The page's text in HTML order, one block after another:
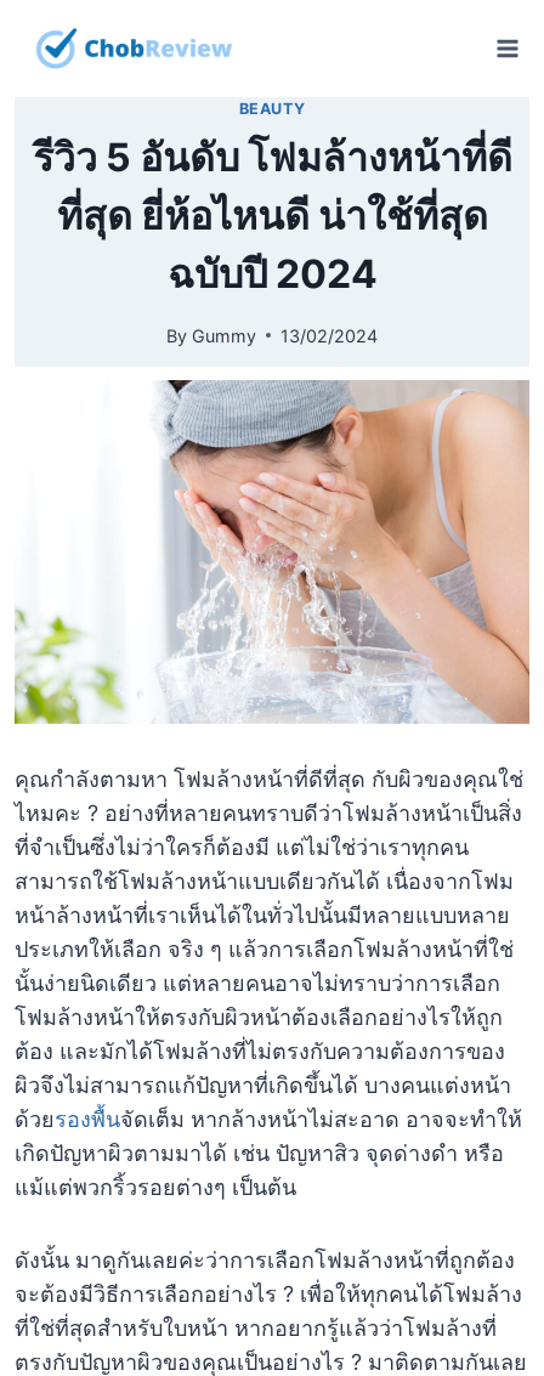
BEAUTY
รีวิว 5 อันดับ โฟมล้างหน้าที่ดี
ที่สุด ยี่ห้อไหนดี น่าใช้ที่สุด
ฉบับปี 2024
By Gummy 13/02/2024
คุณกำลังตามหา โฟมล้างหน้าที่ดีที่สุด กับผิวของคุณใช่
ไหมคะ ? อย่างที่หลายคนทราบดีว่าโฟมล้างหน้าเป็นสิ่ง
ที่จำเป็นซึ่งไม่ว่าใครก็ต้องมี แต่ไม่ใช่ว่าเราทุกคน
สามารถใช้โฟมล้างหน้าแบบเดียวกันได้ เนื่องจากโฟม
หน้าล้างหน้าที่เราเห็นได้ในทั่วไปนั้นมีหลายแบบหลาย
ประเภทให้เลือก จริง ๆ แล้วการเลือกโฟมล้างหน้าที่ใช่
นั้นง่ายนิดเดียว แต่หลายคนอาจไม่ทราบว่าการเลือก
โฟมล้างหน้าให้ตรงกับผิวหน้าต้องเลือกอย่างไรให้ถูก
ต้อง และมักได้โฟมล้างที่ไม่ตรงกับความต้องการของ
ผิวจึงไม่สามารถแก้ปัญหาที่เกิดขึ้นได้ บางคนแต่งหน้า
ด้วยรองพื้นจัดเต็ม หากล้างหน้าไม่สะอาด อาจจะทำให้
เกิดปัญหาผิวตามมาได้ เช่น ปัญหาสิว จุดด่างดำ หรือ
แม้แต่พวกริ้วรอยต่างๆ เป็นต้น
ดังนั้น มาดูกันเลยค่ะว่าการเลือกโฟมล้างหน้าที่ถูกต้อง
จะต้องมีวิธีการเลือกอย่างไร ? เพื่อให้ทุกคนได้โฟมล้าง
ที่ใช่ที่สุดสำหรับใบหน้า หากอยากรู้แล้วว่าโฟมล้างที่
ตรงกับปัญหาผิวของคุณเป็นอย่างไร ? มาติดตามกันเลย